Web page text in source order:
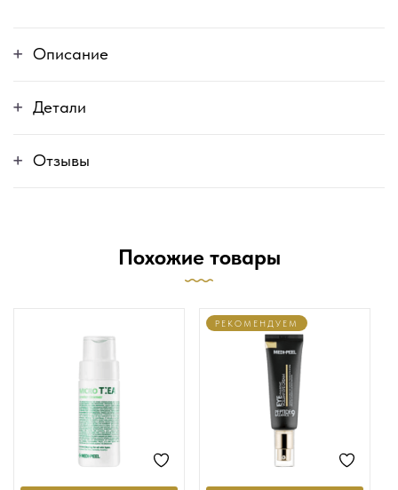
Описание
Детали
Отзывы
Похожие товары
РЕКОМЕНДУЕМ